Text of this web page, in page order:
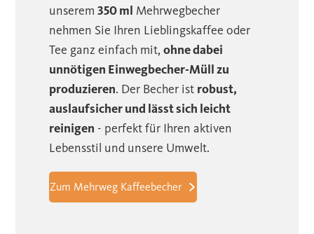
unserem 350 ml Mehrwegbecher
nehmen Sie Ihren Lieblingskaffee oder
Tee ganz einfach mit, ohne dabei
unnötigen Einwegbecher-Müll zu
produzieren. Der Becher ist robust,
auslaufsicher und lässt sich leicht
reinigen - perfekt für Ihren aktiven
Lebensstil und unsere Umwelt.
Zum Mehrweg Kaffeebecher